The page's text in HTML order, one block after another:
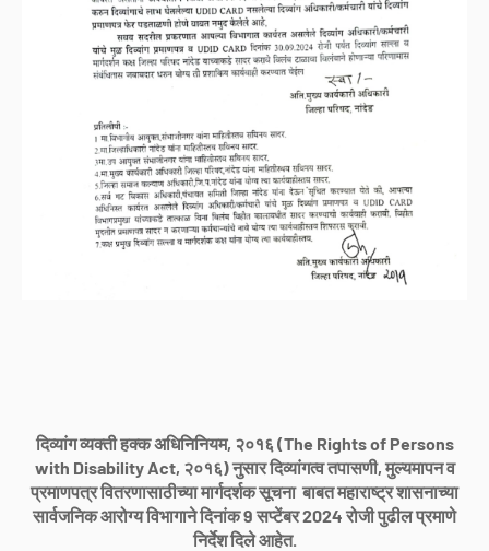
दिव्यांग व्यक्ती हक्क अधिनिनियम, २०१६ (The Rights of Persons
with Disability Act, २०१६) नुसार दिव्यांगत्व तपासणी, मुल्यमापन व
प्रमाणपत्र वितरणासाठीच्या मार्गदर्शक सूचना बाबत महाराष्ट्र शासनाच्या
सार्वजनिक आरोग्य विभागाने दिनांक 9 सप्टेंबर 2024 रोजी पुढील प्रमाणे
निर्देश दिले आहेत.